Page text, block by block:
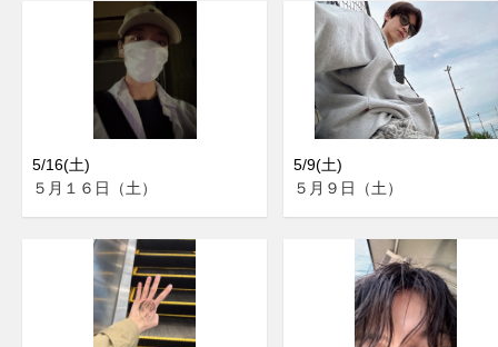
5/16(土)
５月１６日（土）
5/9(土)
５月９日（土）